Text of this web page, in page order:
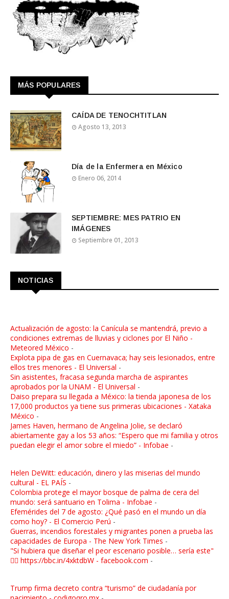
MÁS POPULARES
CAÍDA DE TENOCHTITLAN
Agosto 13, 2013
Día de la Enfermera en México
Enero 06, 2014
SEPTIEMBRE: MES PATRIO EN
IMÁGENES
Septiembre 01, 2013
NOTICIAS
Actualización de agosto: la Canícula se mantendrá, previo a
condiciones extremas de lluvias y ciclones por El Niño -
Meteored México -
Explota pipa de gas en Cuernavaca; hay seis lesionados, entre
ellos tres menores - El Universal -
Sin asistentes, fracasa segunda marcha de aspirantes
aprobados por la UNAM - El Universal -
Daiso prepara su llegada a México: la tienda japonesa de los
17,000 productos ya tiene sus primeras ubicaciones - Xataka
México -
James Haven, hermano de Angelina Jolie, se declaró
abiertamente gay a los 53 años: “Espero que mi familia y otros
puedan elegir el amor sobre el miedo” - Infobae -
Helen DeWitt: educación, dinero y las miserias del mundo
cultural - EL PAÍS -
Colombia protege el mayor bosque de palma de cera del
mundo: será santuario en Tolima - Infobae -
Efemérides del 7 de agosto: ¿Qué pasó en el mundo un día
como hoy? - El Comercio Perú -
Guerras, incendios forestales y migrantes ponen a prueba las
capacidades de Europa - The New York Times -
"Si hubiera que diseñar el peor escenario posible… sería este"
👉🏼 https://bbc.in/4xktdbW - facebook.com -
Trump firma decreto contra “turismo” de ciudadanía por